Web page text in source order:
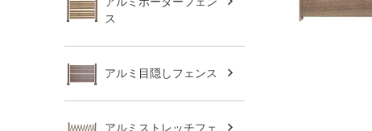
ス
アルミ目隠しフェンス
アルミストレッチフェ